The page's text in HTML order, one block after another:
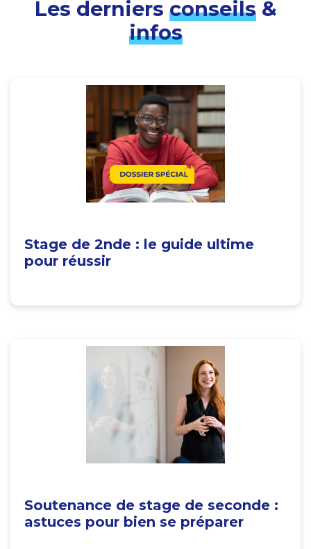
Les derniers conseils&
infos
Stage de 2nde : le guide ultime
pour réussir
Soutenance de stage de seconde :
astuces pour bien se préparer